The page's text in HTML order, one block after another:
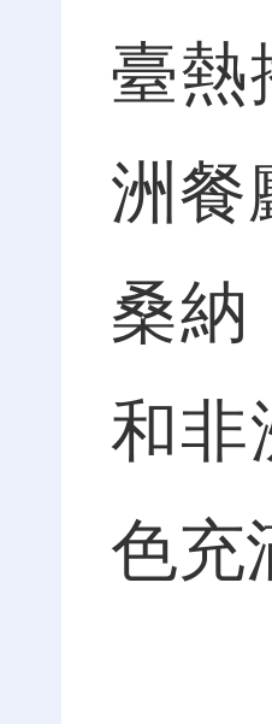
臺熱
洲餐
桑納
和非
色充